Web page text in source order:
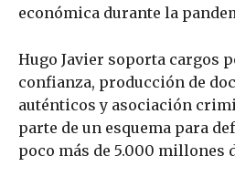
económica durante la
Hugo Javier soporta cargos
confianza, producción de
auténticos y asociación
parte de un esquema para
poco más de 5.000 millones